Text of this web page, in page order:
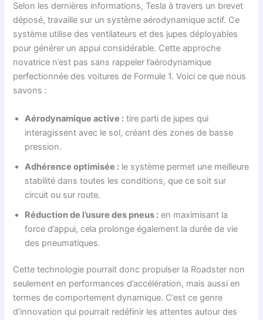
Selon les dernières informations, Tesla à travers un brevet
déposé, travaille sur un système aérodynamique actif. Ce
système utilise des ventilateurs et des jupes déployables
pour générer un appui considérable. Cette approche
novatrice n’est pas sans rappeler l’aérodynamique
perfectionnée des voitures de Formule 1. Voici ce que nous
savons :
Aérodynamique active : tire parti de jupes qui
interagissent avec le sol, créant des zones de basse
pression.
Adhérence optimisée : le système permet une meilleure
stabilité dans toutes les conditions, que ce soit sur
circuit ou sur route.
Réduction de l’usure des pneus : en maximisant la
force d’appui, cela prolonge également la durée de vie
des pneumatiques.
Cette technologie pourrait donc propulser la Roadster non
seulement en performances d’accélération, mais aussi en
termes de comportement dynamique. C’est ce genre
d’innovation qui pourrait redéfinir les attentes autour des